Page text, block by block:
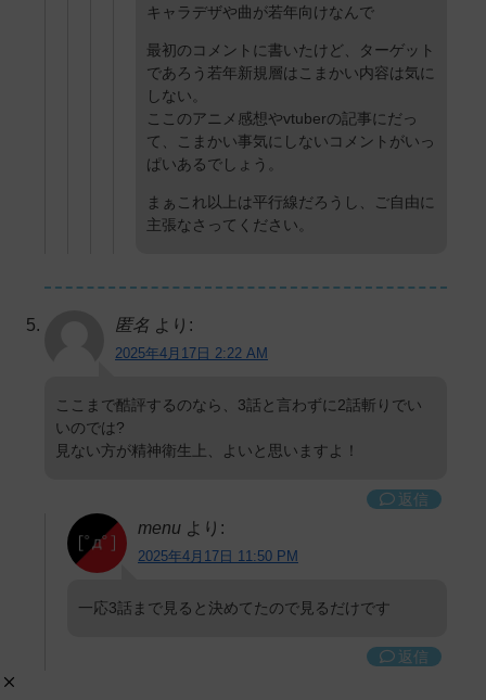
キャラデザや曲が若年向けなんで
最初のコメントに書いたけど、ターゲット
であろう若年新規層はこまかい内容は気に
しない。
ここのアニメ感想やvtuberの記事にだっ
て、こまかい事気にしないコメントがいっ
ぱいあるでしょう。
まぁこれ以上は平行線だろうし、ご自由に
主張なさってください。
匿名 より:
2025年4月17日 2:22 AM
ここまで酷評するのなら、3話と言わずに2話斬りでい
いのでは?
見ない方が精神衛生上、よいと思いますよ！
返信
menu より:
2025年4月17日 11:50 PM
一応3話まで見ると決めてたので見るだけです
返信